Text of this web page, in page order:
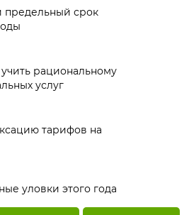
предельный срок
рациональному
услуг
тарифов на
уловки этого года